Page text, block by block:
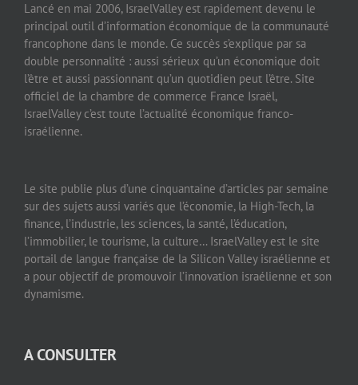
Lancé en mai 2006, IsraelValley est rapidement devenu le
principal outil d’information économique de la communauté
francophone dans le monde. Ce succès s’explique par sa
double personnalité : aussi sérieux qu’un économique doit
l’être et aussi passionnant qu’un quotidien peut l’être. Site
officiel de la chambre de commerce France Israël,
IsraelValley c’est toute l’actualité économique franco-
israélienne.
Le site publie plus d’une cinquantaine d’articles par semaine
sur des sujets aussi variés que l’économie, la High-Tech, la
finance, l’industrie, les sciences, la santé, l’éducation,
l’immobilier, le tourisme, la culture… IsraelValley est le site
portail de langue française de la Silicon Valley israélienne et
a pour objectif de promouvoir l’innovation israélienne et son
dynamisme.
A CONSULTER